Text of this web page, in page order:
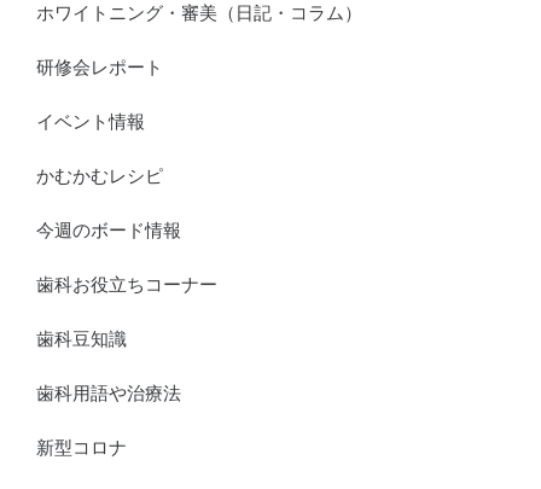
ホワイトニング・審美（日記・コラム）
研修会レポート
イベント情報
かむかむレシピ
今週のボード情報
歯科お役立ちコーナー
歯科豆知識
歯科用語や治療法
新型コロナ